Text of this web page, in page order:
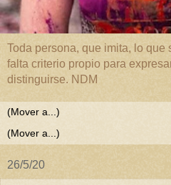
Toda persona, que imita, lo que
falta criterio propio para
distinguirse. NDM
26/5/20